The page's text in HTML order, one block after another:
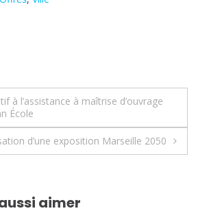
à l’assistance à maîtrise d’ouvrage
École
d’une exposition Marseille 2050
aimer